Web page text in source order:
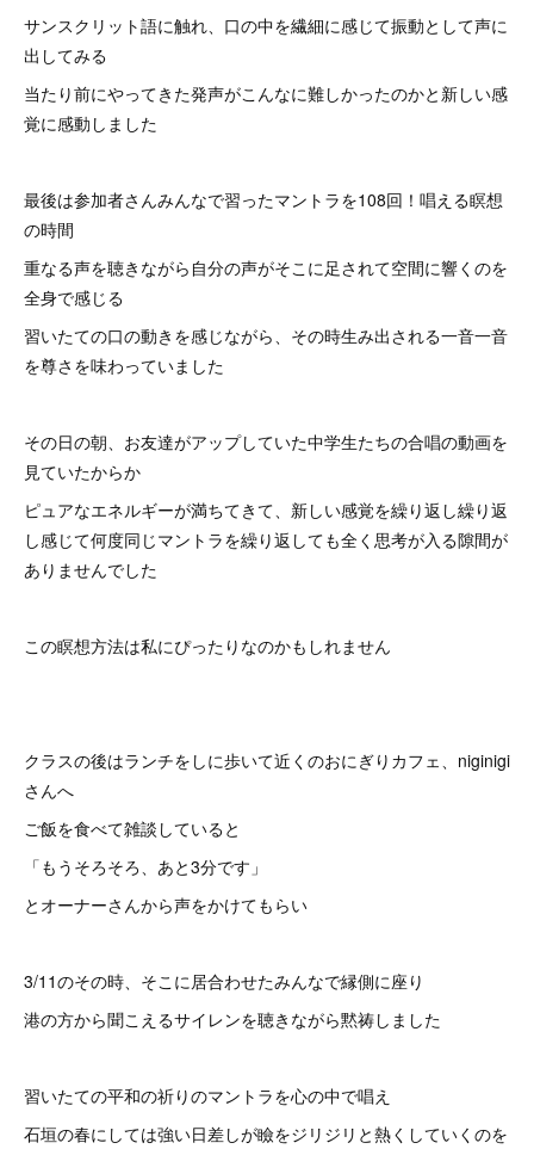
サンスクリット語に触れ、口の中を繊細に感じて振動として声に
出してみる
当たり前にやってきた発声がこんなに難しかったのかと新しい感
覚に感動しました
最後は参加者さんみんなで習ったマントラを108回！唱える瞑想
の時間
重なる声を聴きながら自分の声がそこに足されて空間に響くのを
全身で感じる
習いたての口の動きを感じながら、その時生み出される一音一音
を尊さを味わっていました
その日の朝、お友達がアップしていた中学生たちの合唱の動画を
見ていたからか
ピュアなエネルギーが満ちてきて、新しい感覚を繰り返し繰り返
し感じて何度同じマントラを繰り返しても全く思考が入る隙間が
ありませんでした
この瞑想方法は私にぴったりなのかもしれません
クラスの後はランチをしに歩いて近くのおにぎりカフェ、niginigi
さんへ
ご飯を食べて雑談していると
「もうそろそろ、あと3分です」
とオーナーさんから声をかけてもらい
3/11のその時、そこに居合わせたみんなで縁側に座り
港の方から聞こえるサイレンを聴きながら黙祷しました
習いたての平和の祈りのマントラを心の中で唱え
石垣の春にしては強い日差しが瞼をジリジリと熱くしていくのを